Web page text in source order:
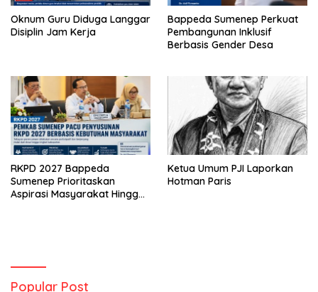
Oknum Guru Diduga Langgar
Disiplin Jam Kerja
Bappeda Sumenep Perkuat
Pembangunan Inklusif
Berbasis Gender Desa
RKPD 2027 Bappeda
Sumenep Prioritaskan
Aspirasi Masyarakat Hingga
Ketua Umum PJI Laporkan
Hotman Paris
Popular Post